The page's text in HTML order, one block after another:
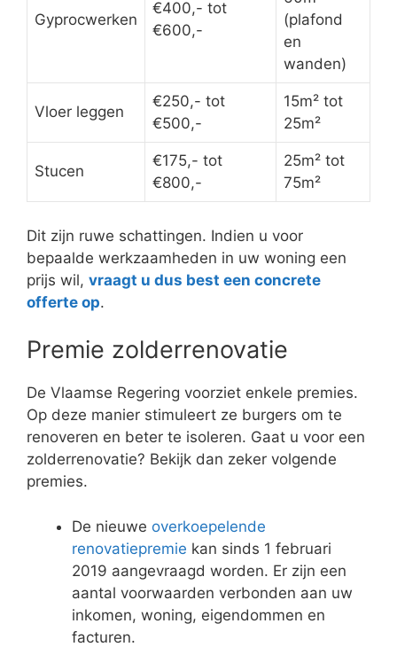
Gyprocwerken
€400,- tot
€600,-
(plafond
en
wanden)
Vloer leggen
€250,- tot
€500,-
15m² tot
25m²
Stucen
€175,- tot
€800,-
25m² tot
75m²
Dit zijn ruwe schattingen. Indien u voor
bepaalde werkzaamheden in uw woning een
prijs wil, vraagt u dus best een concrete
offerte op.
Premie zolderrenovatie
De Vlaamse Regering voorziet enkele premies.
Op deze manier stimuleert ze burgers om te
renoveren en beter te isoleren. Gaat u voor een
zolderrenovatie? Bekijk dan zeker volgende
premies.
De nieuwe overkoepelende
renovatiepremie kan sinds 1 februari
2019 aangevraagd worden. Er zijn een
aantal voorwaarden verbonden aan uw
inkomen, woning, eigendommen en
facturen.